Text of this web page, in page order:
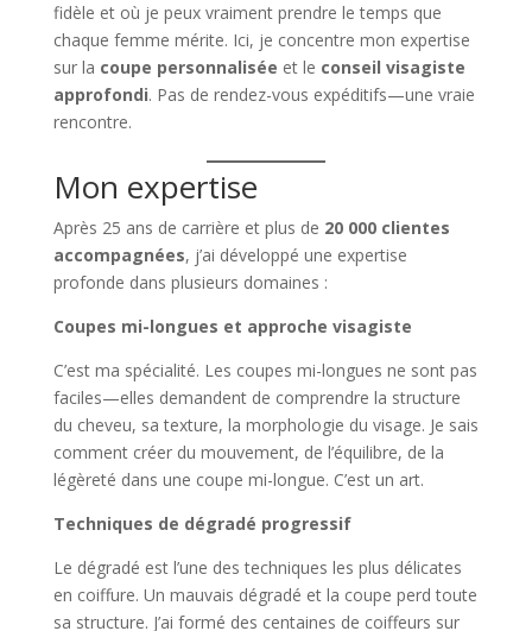
fidèle et où je peux vraiment prendre le temps que
chaque femme mérite. Ici, je concentre mon expertise
sur la coupe personnalisée et le conseil visagiste
approfondi. Pas de rendez-vous expéditifs—une vraie
rencontre.
Mon expertise
Après 25 ans de carrière et plus de 20 000 clientes
accompagnées, j’ai développé une expertise
profonde dans plusieurs domaines :
Coupes mi-longues et approche visagiste
C’est ma spécialité. Les coupes mi-longues ne sont pas
faciles—elles demandent de comprendre la structure
du cheveu, sa texture, la morphologie du visage. Je sais
comment créer du mouvement, de l’équilibre, de la
légèreté dans une coupe mi-longue. C’est un art.
Techniques de dégradé progressif
Le dégradé est l’une des techniques les plus délicates
en coiffure. Un mauvais dégradé et la coupe perd toute
sa structure. J’ai formé des centaines de coiffeurs sur